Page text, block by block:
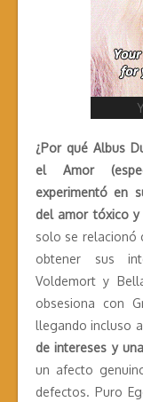
¿Por qué Albus
el Amor
experimentó en
del amor tóxico
solo se relacionó
obtener sus
Voldemort y
obsesiona con
llegando incluso
de intereses y
un afecto
defectos. Puro